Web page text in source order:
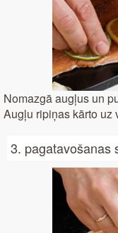
Nomazgā augļus un
Augļu ripiņas kārto uz
3. pagatavošanas